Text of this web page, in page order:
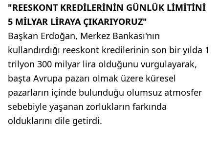
"REESKONT KREDİLERİNİN GÜNLÜK LİMİTİNİ
5 MİLYAR LİRAYA ÇIKARIYORUZ"
Başkan Erdoğan, Merkez Bankası'nın
kullandırdığı reeskont kredilerinin son bir yılda 1
trilyon 300 milyar lira olduğunu vurgulayarak,
başta Avrupa pazarı olmak üzere küresel
pazarların içinde bulunduğu olumsuz atmosfer
sebebiyle yaşanan zorlukların farkında
olduklarını dile getirdi.